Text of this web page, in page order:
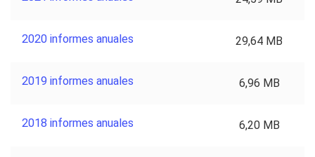
2020 informes anuales 29,64 MB
2019 informes anuales 6,96 MB
2018 informes anuales 6,20 MB